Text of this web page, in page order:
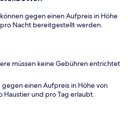
gegen einen Aufpreis in Höhe
Nacht bereitgestellt werden.
müssen keine Gebühren entrichtet
gegen einen Aufpreis in Höhe von
Haustier und pro Tag erlaubt.